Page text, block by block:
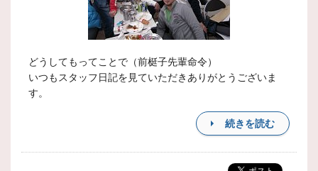
どうしてもってことで（前梃子先輩命令）
いつもスタッフ日記を見ていただきありがとうございま
す。
続きを読む